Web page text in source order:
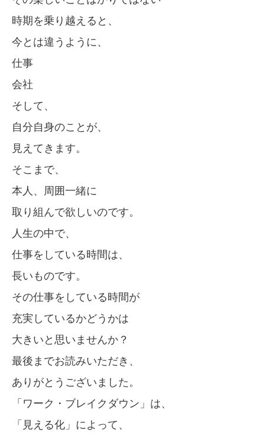
時期を乗り越えると、
今とは違うように、
仕事
会社
そして、
自分自身のことが、
見えてきます。
そこまで、
本人、周囲一緒に
取り組んで欲しいのです。
人生の中で、
仕事をしている時間は、
長いものです。
その仕事をしている時間が
充実しているかどうかは
大きいと思いませんか？
最後までお読みいただき、
ありがとうございました。
「ワーク・ブレイクダウン」は、
「見える化」によって、